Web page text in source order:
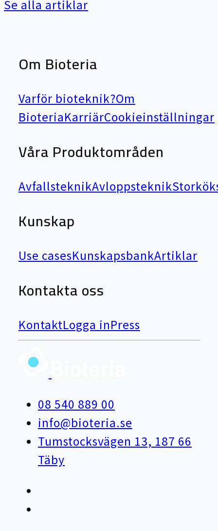
Se alla artiklar
Om Bioteria
Varför bioteknik?Om
BioteriaKarriärCookieinställningar
Våra Produktområden
AvfallsteknikAvloppsteknik
Kunskap
Use casesKunskapsbankArtiklar
Kontakta oss
KontaktLogga inPress
08 540 889 00
info@bioteria.se
Tumstocksvägen 13, 187 66
Täby